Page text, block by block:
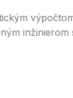
inžinierom